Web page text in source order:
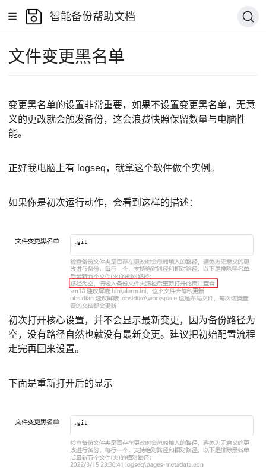
智能备份帮助文档
文件变更黑名单
变更黑名单的设置非常重要，如果不设置变更黑名单，无意
义的更改就会触发备份，这会浪费快照保留数量与电脑性
能。
正好我电脑上有 logseq，就拿这个软件做个实例。
如果你是初次运行动作，会看到这样的描述：
初次打开核心设置，并不会显示最新变更，因为备份路径为
空，没有路径自然也就没有最新变更。建议把初始配置流程
走完再回来设置。
下面是重新打开后的显示